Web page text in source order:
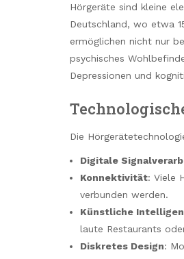
Hörgeräte sind kleine
Deutschland, wo etwa
ermöglichen nicht nur
psychisches
Depressionen und
Die
Digitale
Konnektivität: Viele
verbunden werden.
Künstliche
laute Restaurants
Diskretes Design: